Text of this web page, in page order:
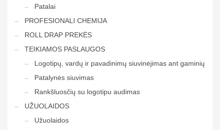
Patalai
PROFESIONALI CHEMIJA
ROLL DRAP PREKĖS
TEIKIAMOS PASLAUGOS
Logotipų, vardų ir pavadinimų siuvinėjimas ant gaminių
Patalynės siuvimas
Rankšluosčių su logotipu audimas
UŽUOLAIDOS
Užuolaidos